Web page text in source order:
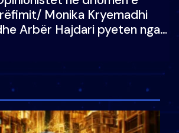
Monika Kryemadhi
Arbër Hajdari pyeten nga